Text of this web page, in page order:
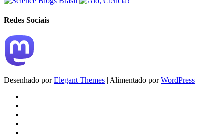
Redes Sociais
Desenhado porElegant Themes | Alimentado porWordPress